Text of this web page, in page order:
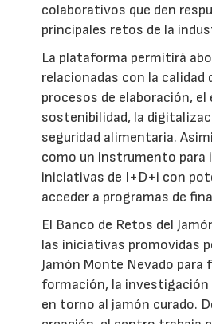
colaborativos que den
principales retos de la
La plataforma permitirá
relacionadas con la calidad
procesos de elaboración, el
sostenibilidad, la
seguridad alimentaria.
como un instrumento para
iniciativas de I+D+i con
acceder a programas de
El Banco de Retos del
las iniciativas promovidas
Jamón Monte Nevado para
formación, la investigación
en torno al jamón curado.